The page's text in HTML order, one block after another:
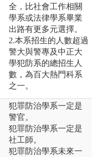
全，比社會工作相關
學系或法律學系畢業
出路有更多元選擇。
2.本系招生的人數超過
警大與警專及中正大
學犯防系的總招生人
數，為百大熱門科系
之一。
犯罪防治學系一定是
警官。
犯罪防治學系一定是
社工師。
犯罪防治學系未來一